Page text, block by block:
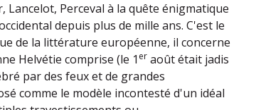
Perceval à la quête énigmatique
depuis plus de mille ans. C'est le
de la littérature européenne, il concerne
Helvétie comprise (le 1 eraoût était jadis
par des feux et de grandes
comme le modèle incontesté d'un idéal